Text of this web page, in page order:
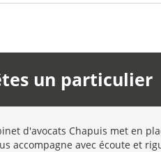
un particulier
d'avocats Chapuis met en
accompagne avec écoute et